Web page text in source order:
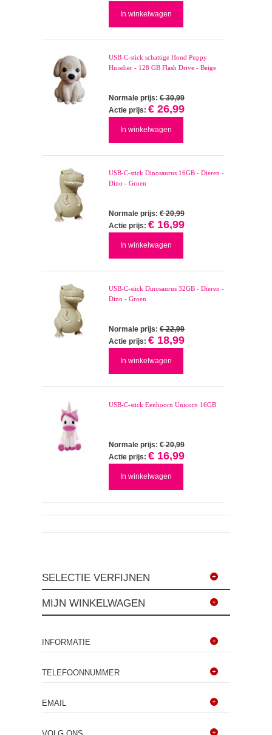
In winkelwagen
USB-C-stick schattige Hond Puppy
Huisdier - 128 GB Flash Drive - Beige
Normale prijs: € 30,99
Actie prijs: € 26,99
In winkelwagen
USB-C-stick Dinosaurus 16GB - Dieren -
Dino - Groen
Normale prijs: € 20,99
Actie prijs: € 16,99
In winkelwagen
USB-C-stick Dinosaurus 32GB - Dieren -
Dino - Groen
Normale prijs: € 22,99
Actie prijs: € 18,99
In winkelwagen
USB-C-stick Eenhoorn Unicorn 16GB
Normale prijs: € 20,99
Actie prijs: € 16,99
In winkelwagen
SELECTIE VERFIJNEN
MIJN WINKELWAGEN
INFORMATIE
TELEFOONNUMMER
EMAIL